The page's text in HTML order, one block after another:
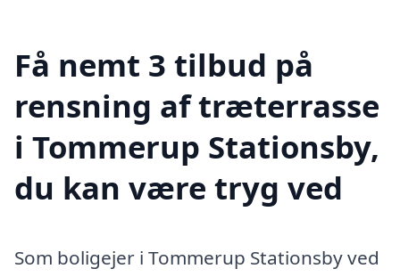
Få nemt 3 tilbud på
rensning af træterrasse
i Tommerup Stationsby,
du kan være tryg ved
Som boligejer i Tommerup Stationsby ved